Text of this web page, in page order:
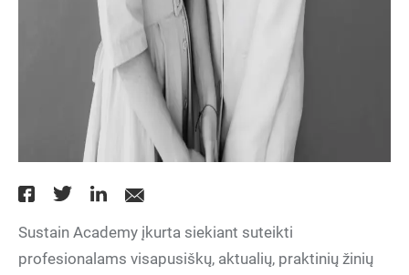
Sustain Academy įkurta siekiant suteikti
profesionalams visapusiškų, aktualių, praktinių žinių